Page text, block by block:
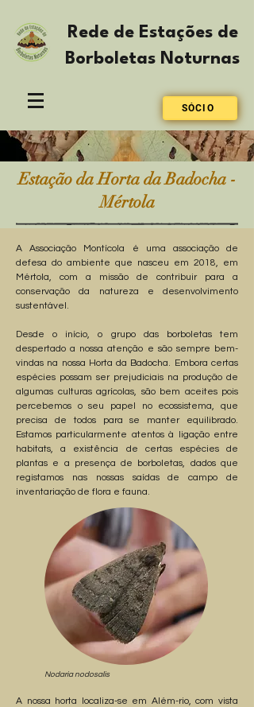
Rede de Estações de
Borboletas Noturnas
SÓCIO
Estação da Horta da Badocha -
Mértola
A Associação Montícola é uma associação de
defesa do ambiente que nasceu em 2018, em
Mértola, com a missão de contribuir para a
conservação da natureza e desenvolvimento
sustentável.
Desde o início, o grupo das borboletas tem
despertado a nossa atenção e são sempre bem-
vindas na nossa Horta da Badocha. Embora certas
espécies possam ser prejudiciais na produção de
algumas culturas agrícolas, são bem aceites pois
percebemos o seu papel no ecossistema, que
precisa de todos para se manter equilibrado.
Estamos particularmente atentos à ligação entre
habitats, a existência de certas espécies de
plantas e a presença de borboletas, dados que
registamos nas nossas saídas de campo de
inventariação de flora e fauna.
Nodaria nodosalis
A nossa horta localiza-se em Além-rio, com vista